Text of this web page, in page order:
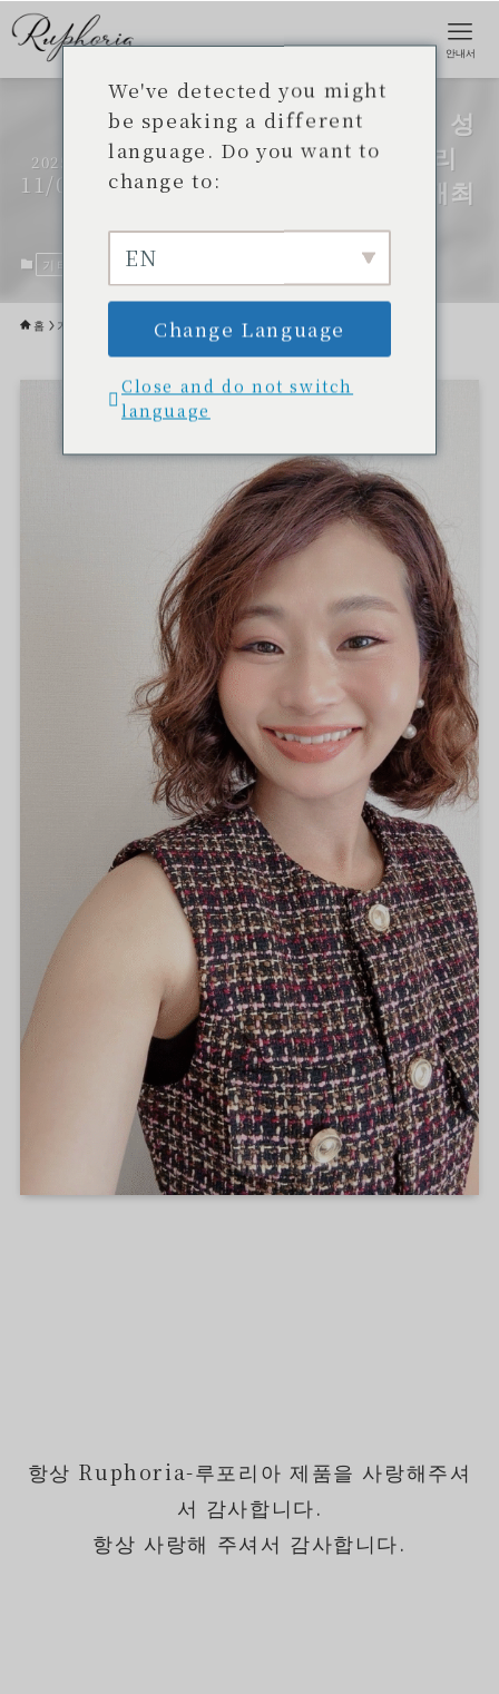
안내서
【오키나와 메이크업 레슨】 성
인을 위한 젊어 보이는 데일리
메이크업 온라인 세미나를 개최
했습니다
2025
11/08
기타 2025년 11월 8일
홈 기타
항상 Ruphoria-루포리아 제품을 사랑해주셔
서 감사합니다.
항상 사랑해 주셔서 감사합니다.
We've detected you might
be speaking a different
language. Do you want to
change to:
EN
Change Language
Close and do not switch
language